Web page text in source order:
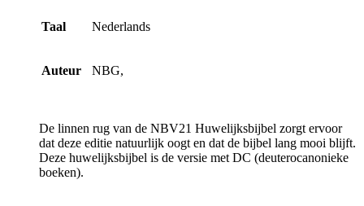
Taal Nederlands
Auteur NBG,
De linnen rug van de NBV21 Huwelijksbijbel zorgt ervoor
dat deze editie natuurlijk oogt en dat de bijbel lang mooi blijft.
Deze huwelijksbijbel is de versie met DC (deuterocanonieke
boeken).